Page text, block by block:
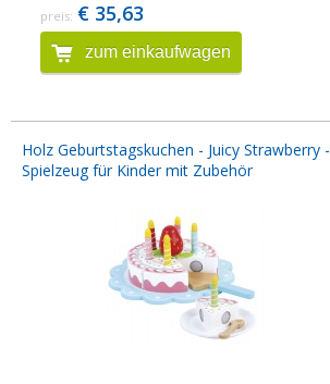
preis: € 35,63
zum einkaufwagen
Holz Geburtstagskuchen - Juicy Strawberry -
Spielzeug für Kinder mit Zubehör